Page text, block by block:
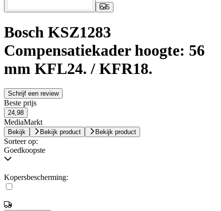
5
Bosch KSZ1283
Compensatiekader hoogte: 56
mm KFL24. / KFR18.
Schrijf een review
Beste prijs
24,98
MediaMarkt
Bekijk Bekijk product Bekijk product
Sorteer op:
Goedkoopste
Kopersbescherming: